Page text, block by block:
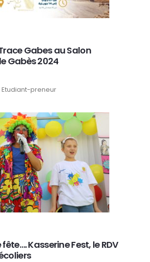
Gabes au Salon
Gabès 2024
preneur
Kasserine Fest, le RDV